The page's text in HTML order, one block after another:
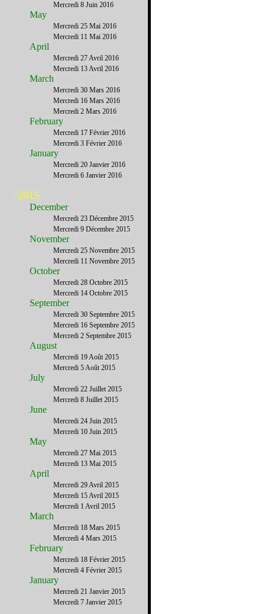
Mercredi 8 Juin 2016
May
Mercredi 25 Mai 2016
Mercredi 11 Mai 2016
April
Mercredi 27 Avril 2016
Mercredi 13 Avril 2016
March
Mercredi 30 Mars 2016
Mercredi 16 Mars 2016
Mercredi 2 Mars 2016
February
Mercredi 17 Février 2016
Mercredi 3 Février 2016
January
Mercredi 20 Janvier 2016
Mercredi 6 Janvier 2016
2015
December
Mercredi 23 Décembre 2015
Mercredi 9 Décembre 2015
November
Mercredi 25 Novembre 2015
Mercredi 11 Novembre 2015
October
Mercredi 28 Octobre 2015
Mercredi 14 Octobre 2015
September
Mercredi 30 Septembre 2015
Mercredi 16 Septembre 2015
Mercredi 2 Septembre 2015
August
Mercredi 19 Août 2015
Mercredi 5 Août 2015
July
Mercredi 22 Juillet 2015
Mercredi 8 Juillet 2015
June
Mercredi 24 Juin 2015
Mercredi 10 Juin 2015
May
Mercredi 27 Mai 2015
Mercredi 13 Mai 2015
April
Mercredi 29 Avril 2015
Mercredi 15 Avril 2015
Mercredi 1 Avril 2015
March
Mercredi 18 Mars 2015
Mercredi 4 Mars 2015
February
Mercredi 18 Février 2015
Mercredi 4 Février 2015
January
Mercredi 21 Janvier 2015
Mercredi 7 Janvier 2015